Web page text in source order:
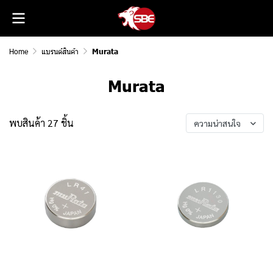
Home แบรนด์สินค้า Murata
Murata
พบสินค้า 27 ชิ้น ความน่าสนใจ